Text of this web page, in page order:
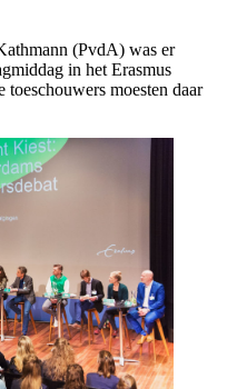
(PvdA) was er
in het Erasmus
moesten daar